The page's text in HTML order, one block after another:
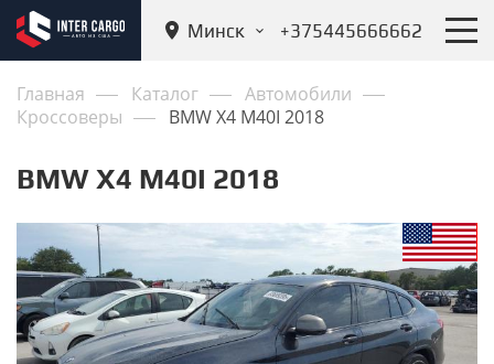
Минск +375445666662
Главная Каталог
Автомобили
Кроссоверы
BMW X4 M40I 2018
BMW X4 M40I 2018